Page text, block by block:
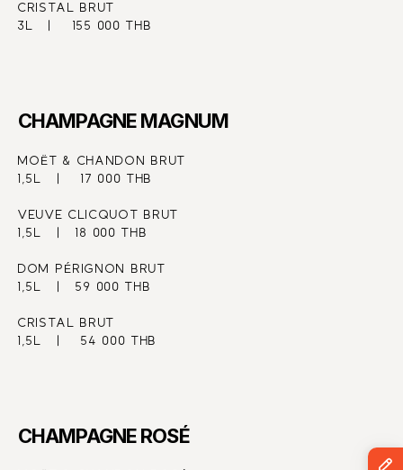
CRISTAL BRUT
3L   |    155 000 THB
CHAMPAGNE MAGNUM
MOËT & CHANDON BRUT
1,5L   |    17 000 THB
VEUVE CLICQUOT BRUT
1,5L   |   18 000 THB
DOM PÉRIGNON BRUT
1,5L   |   59 000 THB
CRISTAL BRUT
1,5L   |    54 000 THB
CHAMPAGNE ROSÉ